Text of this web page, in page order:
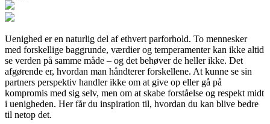
Uenighed er en naturlig del af ethvert parforhold. To mennesker
med forskellige baggrunde, værdier og temperamenter kan ikke altid
se verden på samme måde – og det behøver de heller ikke. Det
afgørende er, hvordan man håndterer forskellene. At kunne se sin
partners perspektiv handler ikke om at give op eller gå på
kompromis med sig selv, men om at skabe forståelse og respekt midt
i uenigheden. Her får du inspiration til, hvordan du kan blive bedre
til netop det.